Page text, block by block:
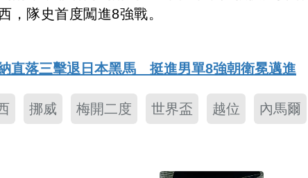
，隊史首度闖進8強戰。
直落三擊退日本黑馬 挺進男單8強朝衛冕邁進
挪威 梅開二度 世界盃 越位 內馬爾